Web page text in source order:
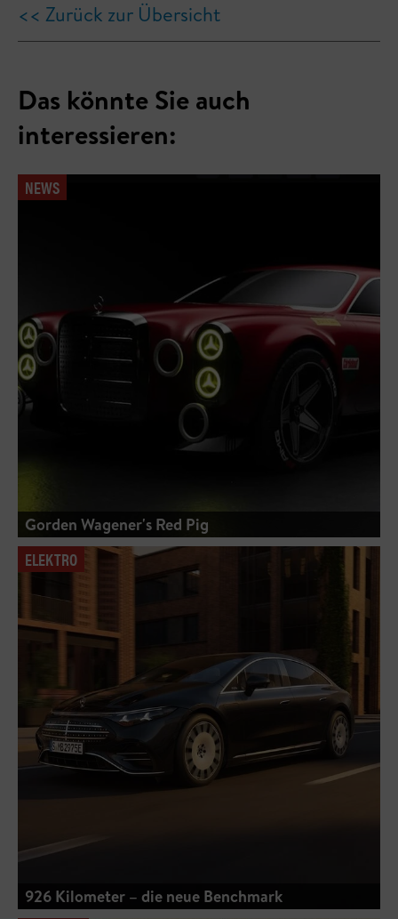
<< Zurück zur Übersicht
Das könnte Sie auch
interessieren:
NEWS
Gorden Wagener's Red Pig
ELEKTRO
926 Kilometer – die neue Benchmark